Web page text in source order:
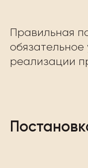
Правильная
реализации